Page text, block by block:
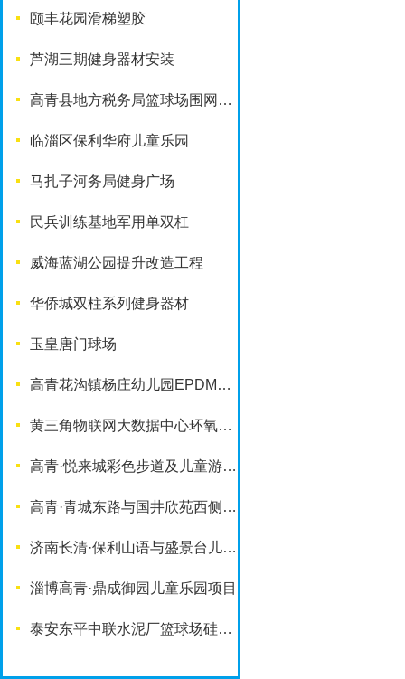
颐丰花园滑梯塑胶
芦湖三期健身器材安装
高青县地方税务局篮球场围网工程
临淄区保利华府儿童乐园
马扎子河务局健身广场
民兵训练基地军用单双杠
威海蓝湖公园提升改造工程
华侨城双柱系列健身器材
玉皇唐门球场
高青花沟镇杨庄幼儿园EPDM塑胶地面
黄三角物联网大数据中心环氧地坪项目
高青·悦来城彩色步道及儿童游乐设施
高青·青城东路与国井欣苑西侧游园项目
济南长清·保利山语与盛景台儿童乐园项目
淄博高青·鼎成御园儿童乐园项目
泰安东平中联水泥厂篮球场硅PU铺装项目